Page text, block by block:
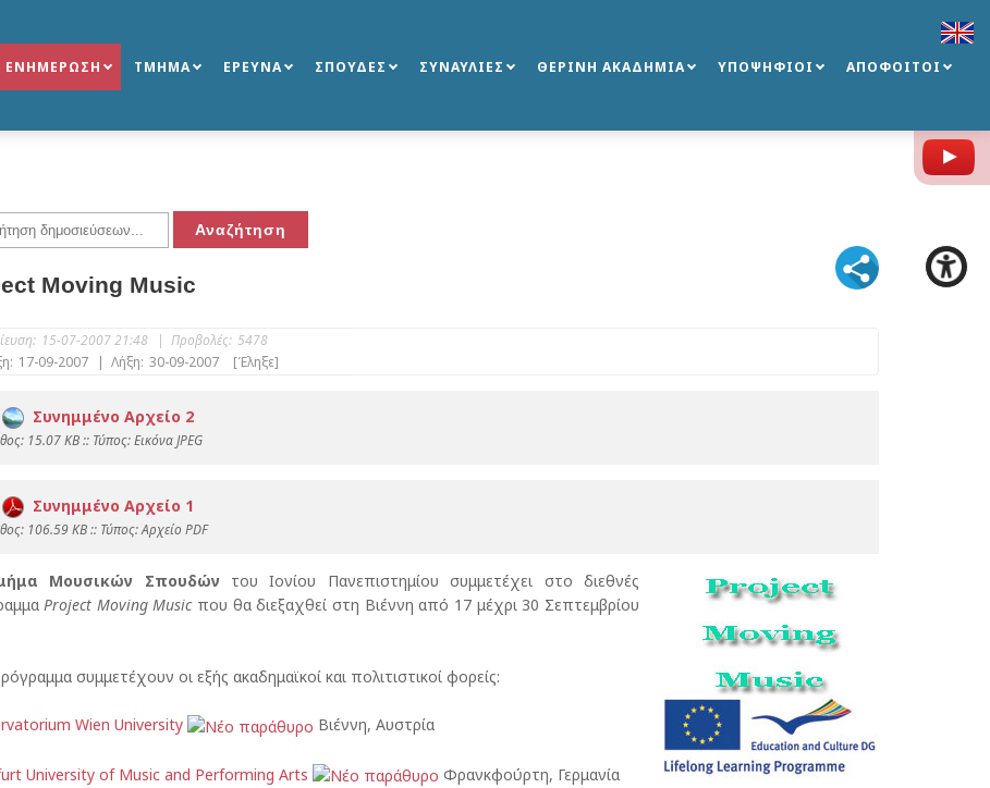
ΕΝΗΜΕΡΩΣΗ ΤΜΗΜΑ ΕΡΕΥΝΑ ΣΠΟΥΔΕΣ ΣΥΝΑΥΛΙΕΣ ΘΕΡΙΝΗ ΑΚΑΔΗΜΙΑ ΥΠΟΨΗΦΙΟΙ ΑΠΟΦΟΙΤΟΙ
Moving Music
15-07-2007 21:48 | Προβολές: 5478
17-09-2007 | Λήξη: 30-09-2007 [Έληξε]
Συνημμένο Αρχείο 2
15.07 KB :: Τύπος: Εικόνα JPEG
Συνημμένο Αρχείο 1
106.59 KB :: Τύπος: Αρχείο PDF
Μουσικών Σπουδών του Ιονίου Πανεπιστημίου συμμετέχει στο διεθνές
Project Moving Music που θα διεξαχθεί στη Βιέννη από 17 μέχρι 30 Σεπτεμβρίου
συμμετέχουν οι εξής ακαδημαϊκοί και πολιτιστικοί φορείς:
Wien University Βιέννη, Αυστρία
University of Music and Performing Arts Φρανκφούρτη, Γερμανία